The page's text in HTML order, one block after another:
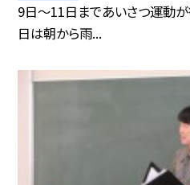
9日〜11日まであいさつ運動
日は朝から雨...